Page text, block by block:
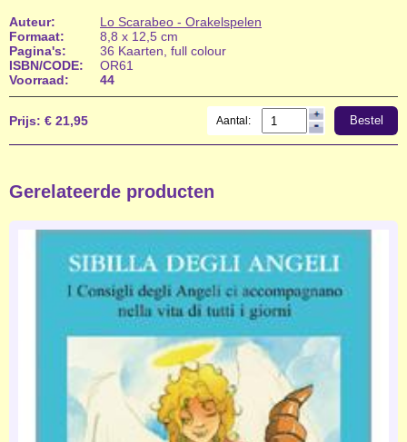
Auteur:
Lo Scarabeo - Orakelspelen
Formaat:
8,8 x 12,5 cm
Pagina's:
36 Kaarten, full colour
ISBN/CODE:
OR61
Voorraad:
44
Prijs: € 21,95 Aantal: Bestel
Gerelateerde producten